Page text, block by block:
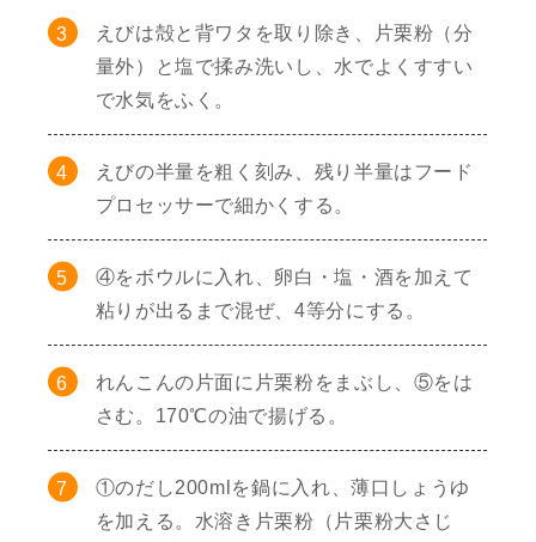
えびは殻と背ワタを取り除き、片栗粉（分
量外）と塩で揉み洗いし、水でよくすすい
で水気をふく。
えびの半量を粗く刻み、残り半量はフード
プロセッサーで細かくする。
④をボウルに入れ、卵白・塩・酒を加えて
粘りが出るまで混ぜ、4等分にする。
れんこんの片面に片栗粉をまぶし、⑤をは
さむ。170℃の油で揚げる。
①のだし200mlを鍋に入れ、薄口しょうゆ
を加える。水溶き片栗粉（片栗粉大さじ